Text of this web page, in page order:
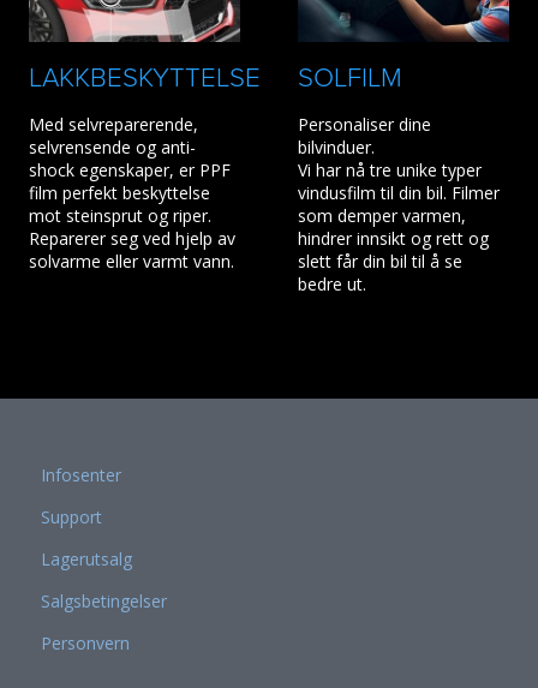
LAKKBESKYTTELSE
Med selvreparerende,
selvrensende og anti-
shock egenskaper, er PPF
film perfekt beskyttelse
mot steinsprut og riper.
Reparerer seg ved hjelp av
solvarme eller varmt vann.
SOLFILM
Personaliser dine
bilvinduer.
Vi har nå tre unike typer
vindusfilm til din bil. Filmer
som demper varmen,
hindrer innsikt og rett og
slett får din bil til å se
bedre ut.
Infosenter
Support
Lagerutsalg
Salgsbetingelser
Personvern